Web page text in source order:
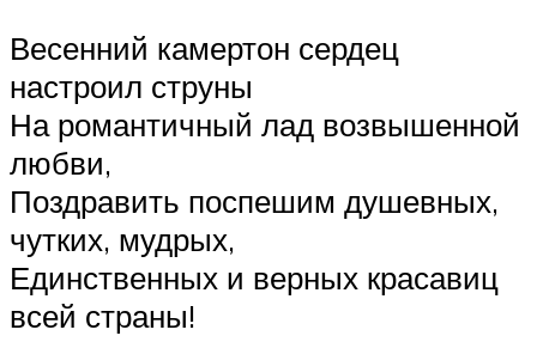
Весенний камертон сердец
настроил струны
На романтичный лад возвышенной
любви,
Поздравить поспешим душевных,
чутких, мудрых,
Единственных и верных красавиц
всей страны!